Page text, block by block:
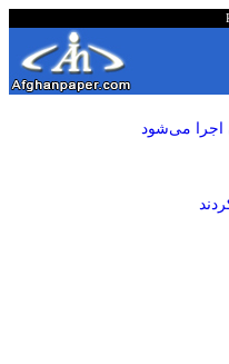
اجرا می‌شود